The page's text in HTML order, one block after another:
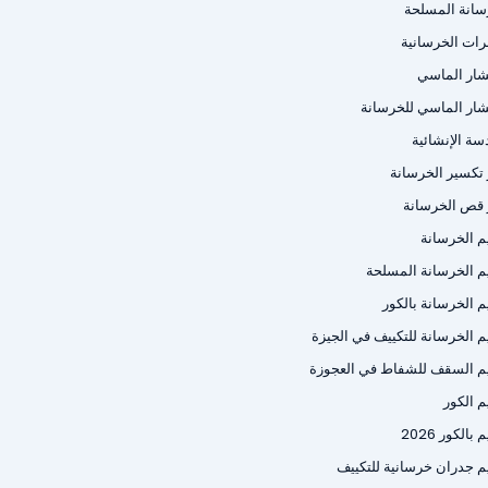
المسلحة
الخرسانية
الماسي
الماسي للخرسانة
الإنشائية
تكسير الخرسانة
قص الخرسانة
الخرسانة
الخرسانة المسلحة
الخرسانة بالكور
الخرسانة للتكييف في الجيزة
السقف للشفاط في العجوزة
الكور
2026
جدران خرسانية للتكييف